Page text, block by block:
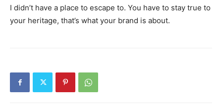
I didn’t have a place to escape to. You have to stay true to
your heritage, that’s what your brand is about.